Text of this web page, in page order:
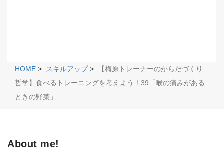
HOME > スキルアップ >
【梅原トレーナーのからだづくり
哲学】食べるトレーニングを考えよう！39「喉の痛みがある
ときの野菜」
About me!